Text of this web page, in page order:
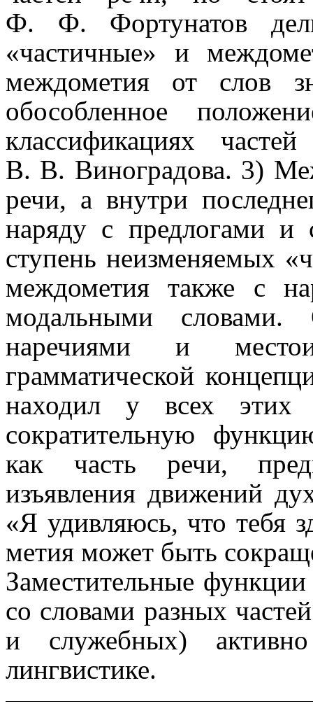
Ф. Ф. Фортунатов
«частичные» и
междо­ме­тия от слов
обособленное
классификациях
В. В. Виноградова. 3)
речи, а внутри
наряду с предлогами и
ступень неизменяемых
междо­ме­тия также с
модальными словами.
наречиями и
грамматической
находил у всех
сократительную
как часть речи,
изъявления движений
«Я удивля­юсь, что
ме­тия может быть
Заместительные
со словами разных
и служебных)
лингвистике.